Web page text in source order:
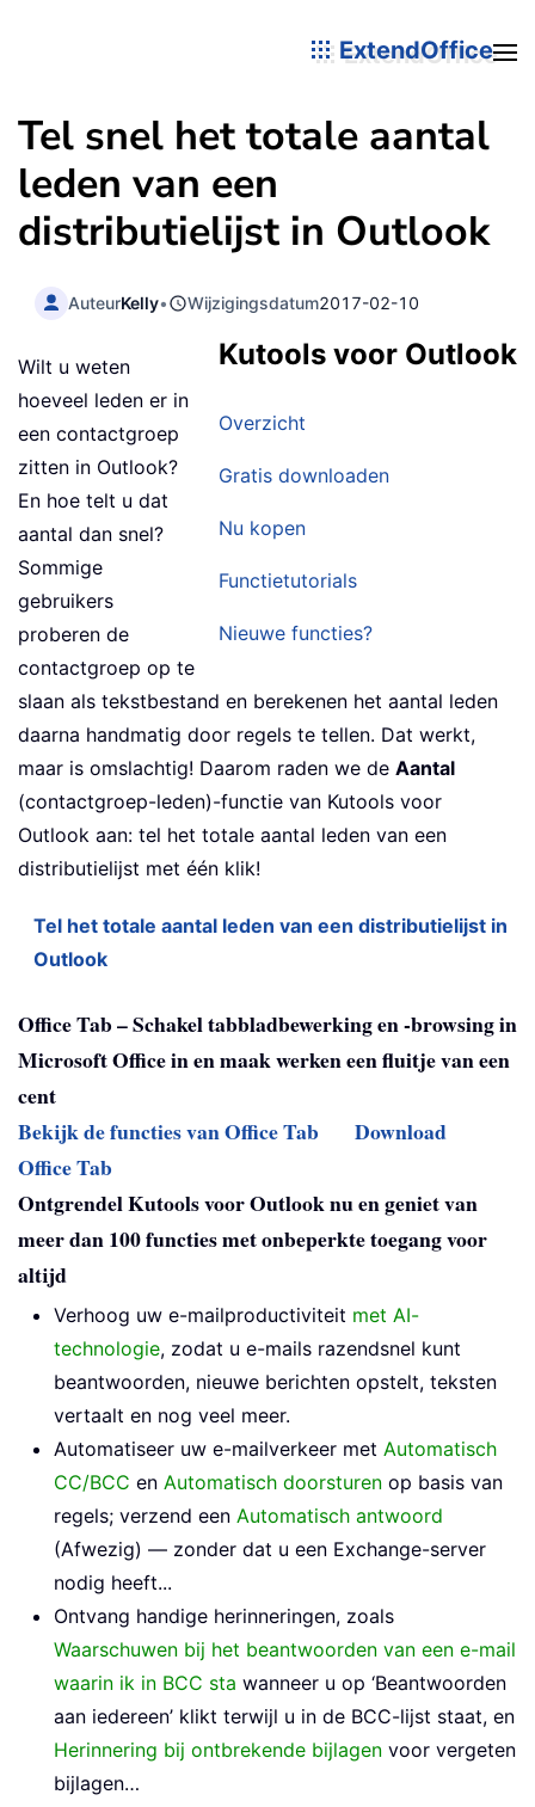
ExtendOffice
Tel snel het totale aantal
leden van een
distributielijst in Outlook
AuteurKelly• Wijzigingsdatum2017-02-10
Kutools voor Outlook
Overzicht
Gratis downloaden
Nu kopen
Functietutorials
Nieuwe functies?
Wilt u weten
hoeveel leden er in
een contactgroep
zitten in Outlook?
En hoe telt u dat
aantal dan snel?
Sommige
gebruikers
proberen de
contactgroep op te
slaan als tekstbestand en berekenen het aantal leden
daarna handmatig door regels te tellen. Dat werkt,
maar is omslachtig! Daarom raden we de Aantal
(contactgroep-leden)-functie van Kutools voor
Outlook aan: tel het totale aantal leden van een
distributielijst met één klik!
Tel het totale aantal leden van een distributielijst in
Outlook
Office Tab – Schakel tabbladbewerking en -browsing in
Microsoft Office in en maak werken een fluitje van een
cent
Bekijk de functies van Office Tab
Download
Office Tab
Ontgrendel Kutools voor Outlook nu en geniet van
meer dan 100 functies met onbeperkte toegang voor
altijd
Verhoog uw e-mailproductiviteit met AI-
technologie, zodat u e-mails razendsnel kunt
beantwoorden, nieuwe berichten opstelt, teksten
vertaalt en nog veel meer.
Automatiseer uw e-mailverkeer met Automatisch
CC/BCC en Automatisch doorsturen op basis van
regels; verzend een Automatisch antwoord
(Afwezig) — zonder dat u een Exchange-server
nodig heeft...
Ontvang handige herinneringen, zoals
Waarschuwen bij het beantwoorden van een e-mail
waarin ik in BCC sta wanneer u op ‘Beantwoorden
aan iedereen’ klikt terwijl u in de BCC-lijst staat, en
Herinnering bij ontbrekende bijlagen voor vergeten
bijlagen…